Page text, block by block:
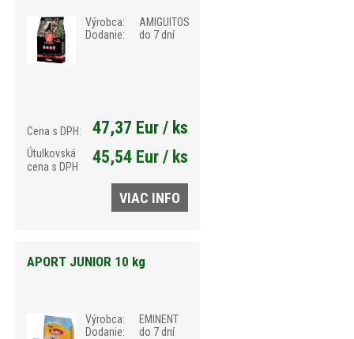
Výrobca:
AMIGUITOS
Dodanie:
do 7 dní
Cena s DPH: 47,37 Eur / ks
Útulkovská
cena s DPH
45,54 Eur / ks
VIAC INFO
APORT JUNIOR 10 kg
Výrobca:
EMINENT
Dodanie:
do 7 dní